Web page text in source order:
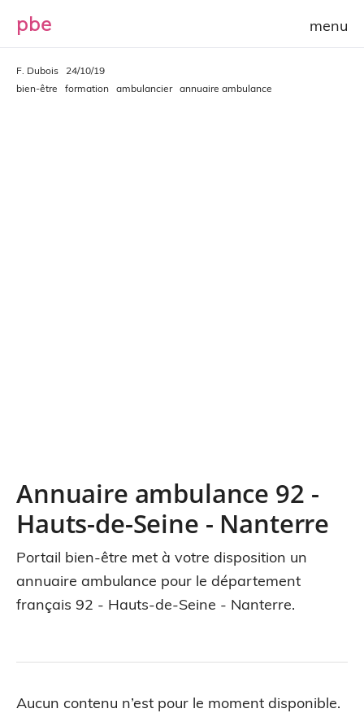
pbe
F. Dubois
24/10/19
bien-être
formation ambulancier annuaire ambulance
Annuaire ambulance 92 -
Hauts-de-Seine - Nanterre
Portail bien-être met à votre disposition un
annuaire ambulance pour le département
français 92 - Hauts-de-Seine - Nanterre.
Aucun contenu n’est pour le moment disponible.